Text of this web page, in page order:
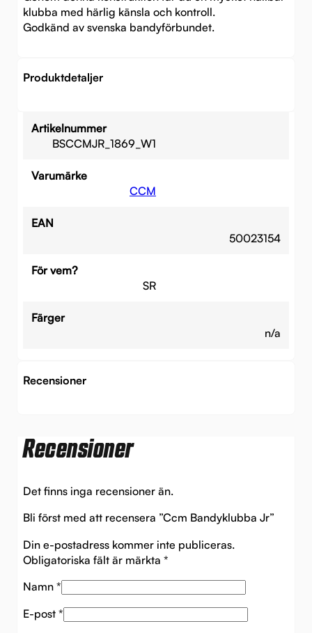
klubba med härlig känsla och kontroll.
Godkänd av svenska bandyförbundet.
Produktdetaljer
Artikelnummer
BSCCMJR_1869_W1
Varumärke
CCM
EAN
50023154
För vem?
SR
Färger
n/a
Recensioner
Recensioner
Det finns inga recensioner än.
Bli först med att recensera ”Ccm Bandyklubba Jr”
Din e-postadress kommer inte publiceras.
Obligatoriska fält är märkta *
Namn *
E-post *